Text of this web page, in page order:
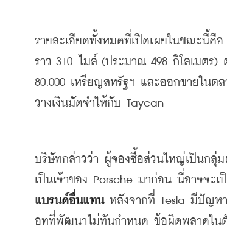
รายละเอียดทั้งหมดที่เปิดเผยในขณะนี้คือ
ราว 310 ไมล์ (ประมาณ 498 กิโลเมตร)
80,000 เหรียญสหรัฐฯ และออกขายในต
วางเงินมัดจำให้กับ Taycan
บริษัทกล่าวว่า ผู้จองซื้อส่วนใหญ่เป็นกลุ่
เป็นเจ้าของ Porsche มาก่อน นี่อาจจะเ
แบรนด์อื่นแทน หลังจากที่ Tesla มีปัญหา
อทที่พัฒนาไม่ทันกำหนด ข้อผิดพลาดใน